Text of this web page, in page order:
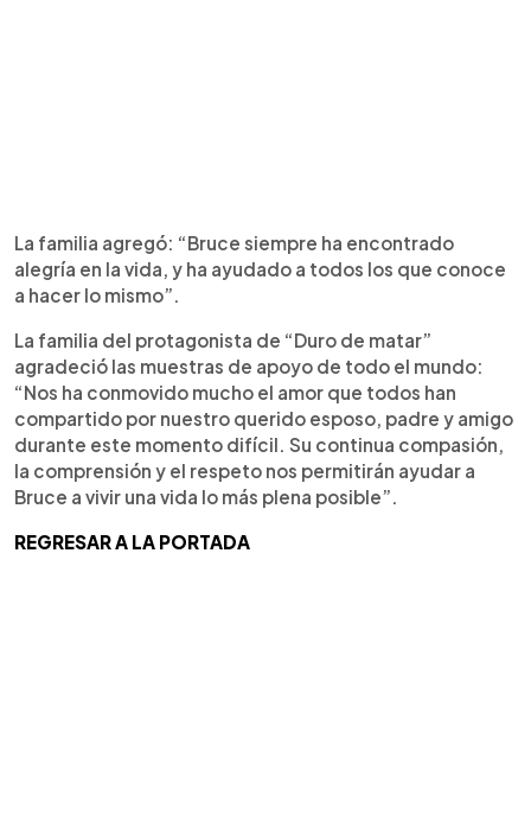
La familia agregó: “Bruce siempre ha encontrado
alegría en la vida, y ha ayudado a todos los que conoce
a hacer lo mismo”.
La familia del protagonista de “Duro de matar”
agradeció las muestras de apoyo de todo el mundo:
“Nos ha conmovido mucho el amor que todos han
compartido por nuestro querido esposo, padre y amigo
durante este momento difícil. Su continua compasión,
la comprensión y el respeto nos permitirán ayudar a
Bruce a vivir una vida lo más plena posible”.
REGRESAR A LA PORTADA